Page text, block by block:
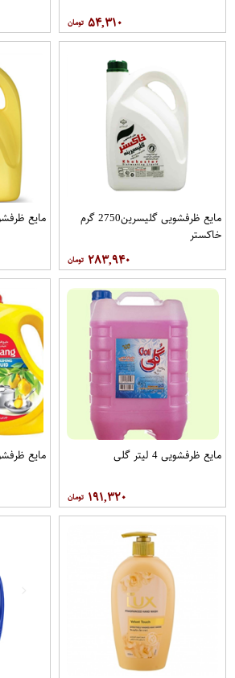
۵۴,۳۱۰
مایع ظرفشویی گلیسرین2750 گرم
خاکستر
۲۸۳,۹۴۰
مایع ظرفشویی 2750
مایع ظرفشویی 4 لیتر گلی
۱۹۱,۳۲۰
مایع ظرفشویی